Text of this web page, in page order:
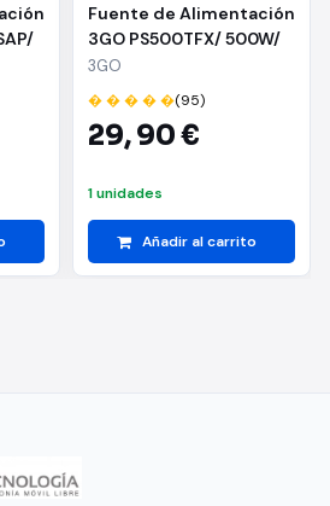
Fuente de Alimentación
3GO PS500TFX/ 500W/
Ventilador 8cm
3GO
� � � � �(95)
29,90 €
1 unidades
Añadir al carrito